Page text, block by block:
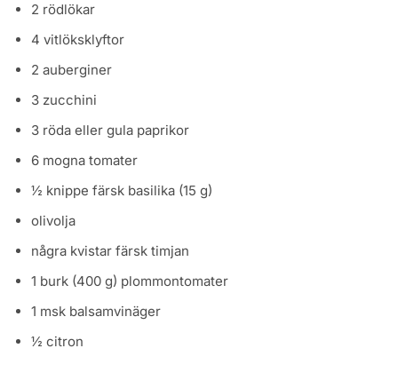
2 rödlökar
4 vitlöksklyftor
2 auberginer
3 zucchini
3 röda eller gula paprikor
6 mogna tomater
½ knippe färsk basilika (15 g)
olivolja
några kvistar färsk timjan
1 burk (400 g) plommontomater
1 msk balsamvinäger
½ citron